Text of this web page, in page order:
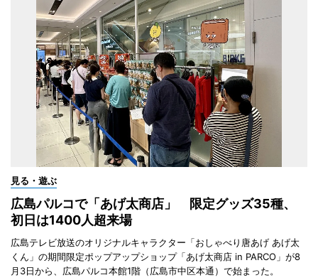
見る・遊ぶ
広島パルコで「あげ太商店」 限定グッズ35種、
初日は1400人超来場
広島テレビ放送のオリジナルキャラクター「おしゃべり唐あげ あげ太
くん」の期間限定ポップアップショップ「あげ太商店 in PARCO」が8
月3日から、広島パルコ本館1階（広島市中区本通）で始まった。